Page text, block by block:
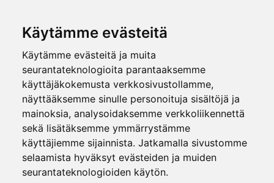
Käytämme evästeitä
Käytämme evästeitä ja muita
seurantateknologioita parantaaksemme
käyttäjäkokemusta verkkosivustollamme,
näyttääksemme sinulle personoituja sisältöjä ja
mainoksia, analysoidaksemme verkkoliikennettä
sekä lisätäksemme ymmärrystämme
käyttäjiemme sijainnista. Jatkamalla sivustomme
selaamista hyväksyt evästeiden ja muiden
seurantateknologioiden käytön.